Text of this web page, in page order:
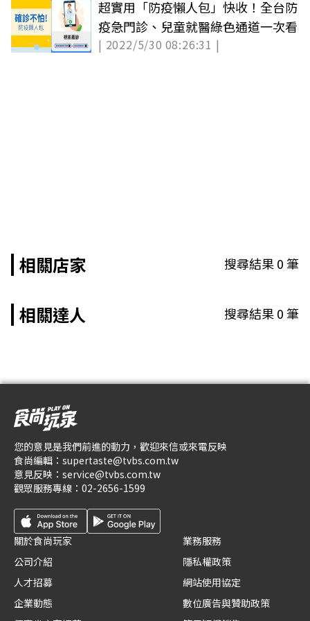
超實用「防疫懶人包」快收！全台防
疫急門診、兒童就醫綠色通道一次看
| 2022/5/30 08:26:31 |
相關店家 搜尋結果0筆
相關達人 搜尋結果0筆
您的意見是我們前進的動力，歡迎來信或來電反映
食尚編輯： supertaste@tvbs.com.tw
意見反映： service@tvbs.com.tw
觀眾服務專線： 02-2656-1599
關於食尚玩家
公司介紹
人才招募
企業動態
業務服務
隱私權政策
網站使用協定
數位廣告與贊助政策